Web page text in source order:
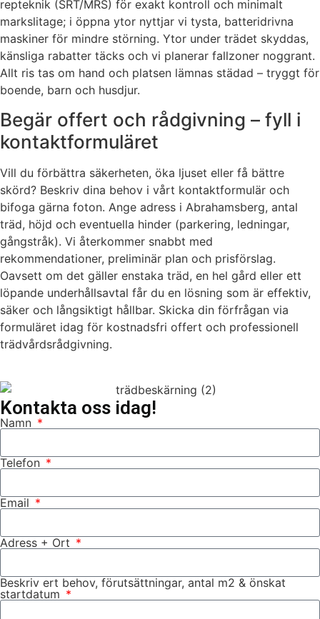
repteknik (SRT/MRS) för exakt kontroll och minimalt
markslitage; i öppna ytor nyttjar vi tysta, batteridrivna
maskiner för mindre störning. Ytor under trädet skyddas,
känsliga rabatter täcks och vi planerar fallzoner noggrant.
Allt ris tas om hand och platsen lämnas städad – tryggt för
boende, barn och husdjur.
Begär offert och rådgivning – fyll i
kontaktformuläret
Vill du förbättra säkerheten, öka ljuset eller få bättre
skörd? Beskriv dina behov i vårt kontaktformulär och
bifoga gärna foton. Ange adress i Abrahamsberg, antal
träd, höjd och eventuella hinder (parkering, ledningar,
gångstråk). Vi återkommer snabbt med
rekommendationer, preliminär plan och prisförslag.
Oavsett om det gäller enstaka träd, en hel gård eller ett
löpande underhållsavtal får du en lösning som är effektiv,
säker och långsiktigt hållbar. Skicka din förfrågan via
formuläret idag för kostnadsfri offert och professionell
trädvårdsrådgivning.
Kontakta oss idag!
Namn
Telefon
Email
Adress + Ort
Beskriv ert behov, förutsättningar, antal m2 & önskat
startdatum